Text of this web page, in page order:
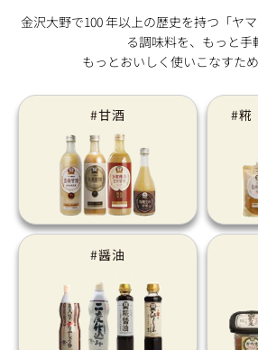
金沢大野で100 年以上の歴史を持つ「ヤ
る調味料を、もっと手
もっとおいしく使いこなすため
#甘酒 #糀
#醤油